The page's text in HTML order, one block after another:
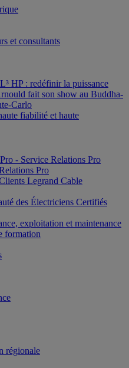
et consultants
HP : redéfinir la puissance
fait son show au Buddha-
Carlo
fiabilité et haute
- Service Relations Pro
Pro
Legrand Cable
des Électriciens Certifiés
exploitation et maintenance
formation
régionale